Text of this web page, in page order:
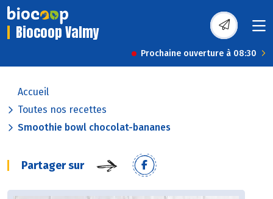
Biocoop Valmy
Prochaine ouverture à 08:30
Accueil
Toutes nos recettes
Smoothie bowl chocolat-bananes
Partager sur